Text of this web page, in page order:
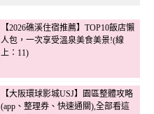
【2026礁溪住宿推薦】TOP10飯店懶
人包，一次享受溫泉美食美景!(線
上：11)
【大阪環球影城USJ】園區整體攻略
(app、整理券、快速通關),全部看這